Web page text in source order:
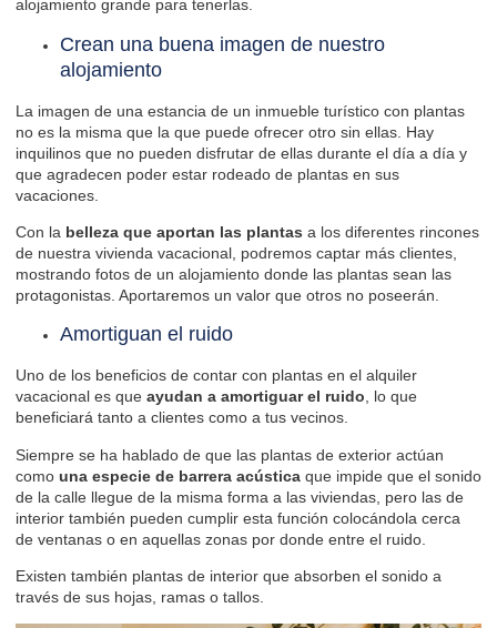
alojamiento grande para tenerlas.
Crean una buena imagen de nuestro
alojamiento
La imagen de una estancia de un inmueble turístico con plantas
no es la misma que la que puede ofrecer otro sin ellas. Hay
inquilinos que no pueden disfrutar de ellas durante el día a día y
que agradecen poder estar rodeado de plantas en sus
vacaciones.
Con la belleza que aportan las plantas a los diferentes rincones
de nuestra vivienda vacacional, podremos captar más clientes,
mostrando fotos de un alojamiento donde las plantas sean las
protagonistas. Aportaremos un valor que otros no poseerán.
Amortiguan el ruido
Uno de los beneficios de contar con plantas en el alquiler
vacacional es que ayudan a amortiguarel ruido, lo que
beneficiará tanto a clientes como a tus vecinos.
Siempre se ha hablado de que las plantas de exterior actúan
como una especie de barrera acústica que impide que el sonido
de la calle llegue de la misma forma a las viviendas, pero las de
interior también pueden cumplir esta función colocándola cerca
de ventanas o en aquellas zonas por donde entre el ruido.
Existen también plantas de interior que absorben el sonido a
través de sus hojas, ramas o tallos.